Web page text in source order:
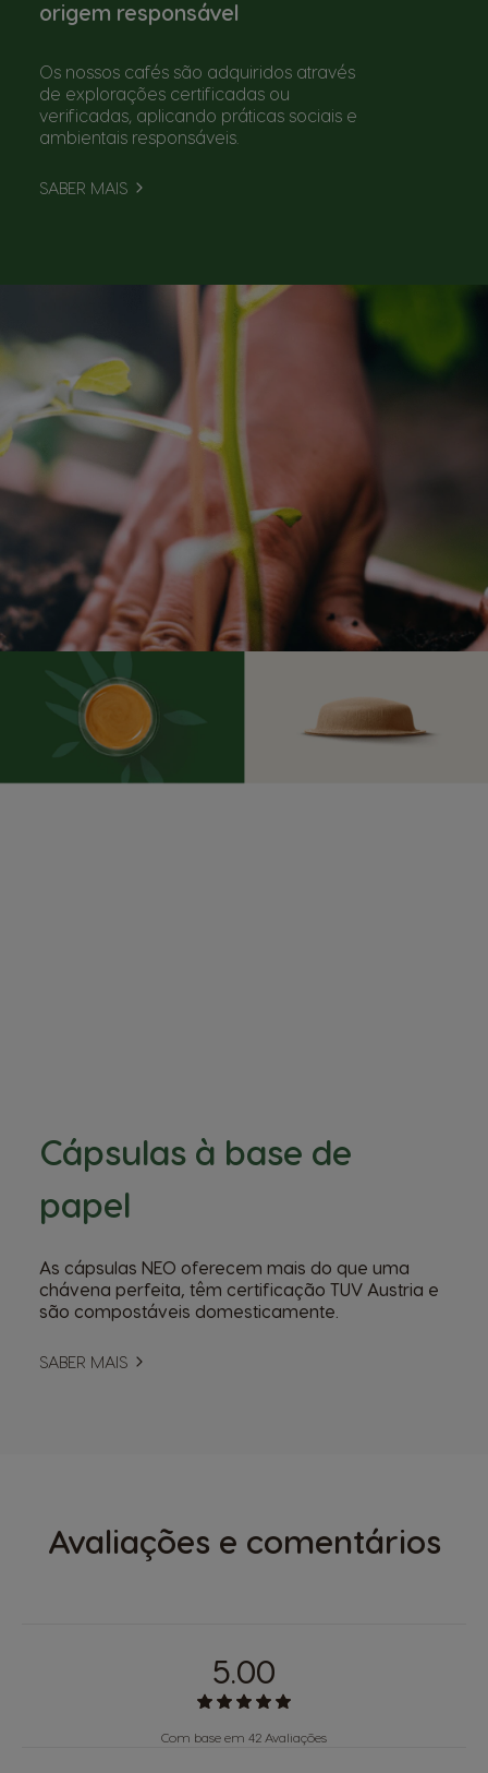
origem responsável
Os nossos cafés são adquiridos através
de explorações certificadas ou
verificadas, aplicando práticas sociais e
ambientais responsáveis.
SABER MAIS
Cápsulas à base de
papel
As cápsulas NEO oferecem mais do que uma
chávena perfeita, têm certificação TUV Austria e
são compostáveis domesticamente.
SABER MAIS
Avaliações e comentários
5.00
Com base em 42 Avaliações